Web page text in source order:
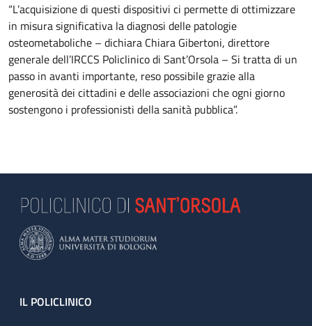
“L’acquisizione di questi dispositivi ci permette di ottimizzare
in misura significativa la diagnosi delle patologie
osteometaboliche – dichiara Chiara Gibertoni, direttore
generale dell’IRCCS Policlinico di Sant’Orsola – Si tratta di un
passo in avanti importante, reso possibile grazie alla
generosità dei cittadini e delle associazioni che ogni giorno
sostengono i professionisti della sanità pubblica”.
Footer
IL POLICLINICO